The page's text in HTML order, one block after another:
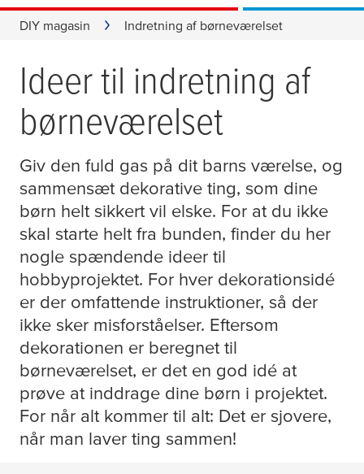
DIY magasin Indretning af børneværelset
Ideer til indretning af
børneværelset
Giv den fuld gas på dit barns værelse, og
sammensæt dekorative ting, som dine
børn helt sikkert vil elske. For at du ikke
skal starte helt fra bunden, finder du her
nogle spændende ideer til
hobbyprojektet. For hver dekorationsidé
er der omfattende instruktioner, så der
ikke sker misforståelser. Eftersom
dekorationen er beregnet til
børneværelset, er det en god idé at
prøve at inddrage dine børn i projektet.
For når alt kommer til alt: Det er sjovere,
når man laver ting sammen!